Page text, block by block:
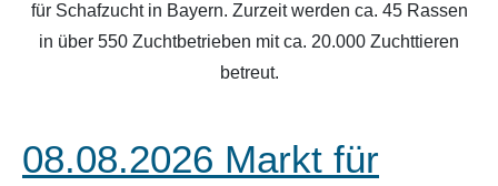
für Schafzucht in Bayern. Zurzeit werden ca. 45 Rassen
in über 550 Zuchtbetrieben mit ca. 20.000 Zuchttieren
betreut.
08.08.2026 Markt für